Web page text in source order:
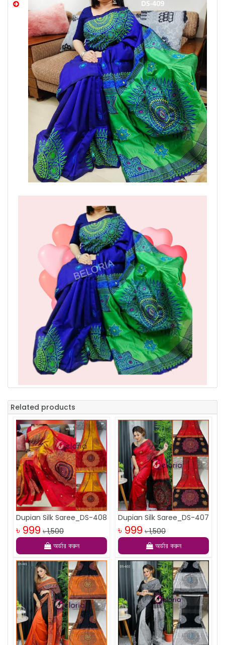
Related products
Dupian Silk Saree_DS-408
৳ 999 ৳ 1,500
অর্ডার করুন
Dupian Silk Saree_DS-407
৳ 999 ৳ 1,500
অর্ডার করুন